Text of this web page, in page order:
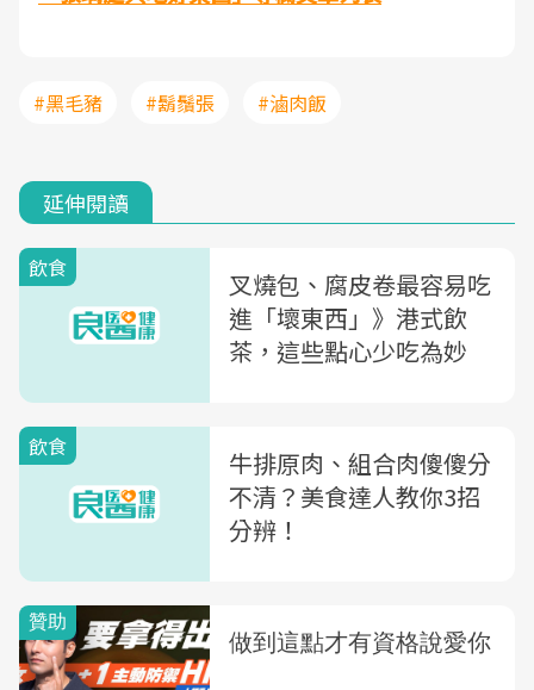
#黑毛豬 #鬍鬚張 #滷肉飯
延伸閱讀
飲食
叉燒包、腐皮卷最容易吃
進「壞東西」》港式飲
茶，這些點心少吃為妙
飲食
牛排原肉、組合肉傻傻分
不清？美食達人教你3招
分辨！